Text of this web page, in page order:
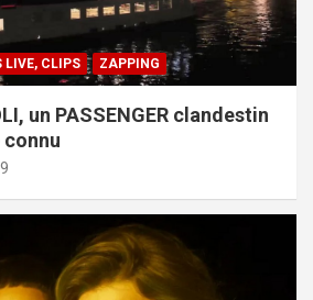
LIVE, CLIPS ZAPPING
un PASSENGER clandestin